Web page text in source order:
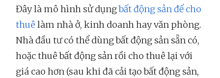
Đây là mô hình sử dụngbất động sản để cho
thuê làm nhà ở, kinh doanh hay văn phòng.
Nhà đầu tư có thể dùng bất động sản sẵn có,
hoặc thuê bất động sản rồi cho thuê lại với
giá cao hơn (sau khi đã cải tạo bất động sản,